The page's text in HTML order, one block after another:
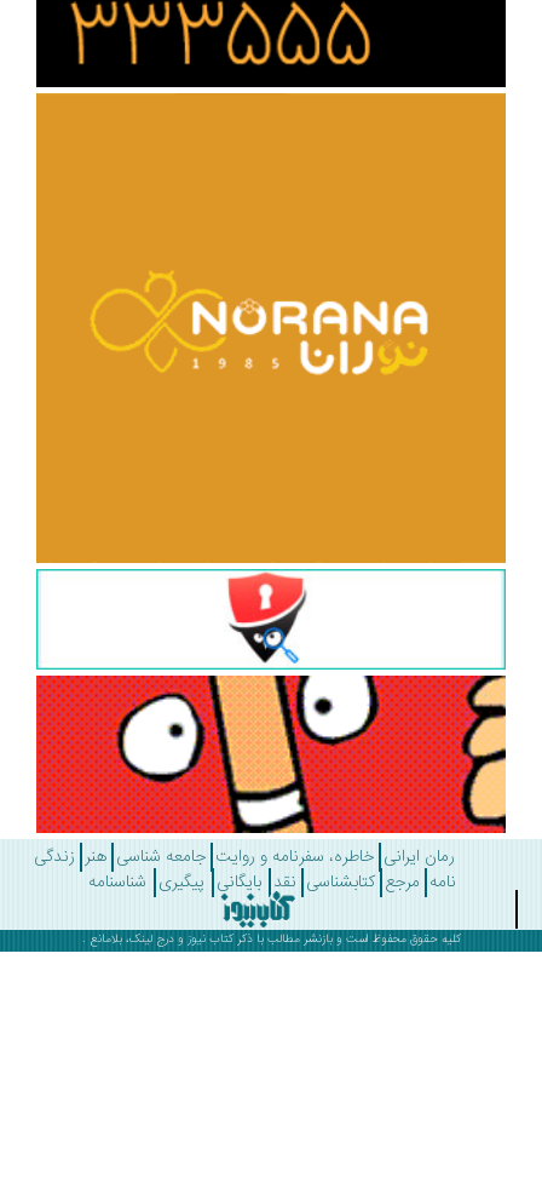
رمان ایرانی خاطره، سفرنامه و روایت جامعه شناسی هنر زندگی
مرجع کتابشناسی نقد بایگانی پیگیری شناسنامه
کلیه حقوق محفوظ است و بازنشر مطالب با ذکرکتاب نیوز و درج لینک، بلامانع .